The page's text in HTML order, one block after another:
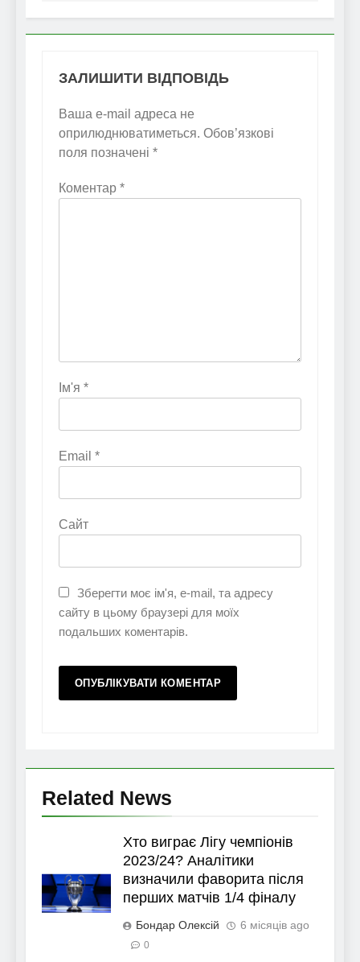
ЗАЛИШИТИ ВІДПОВІДЬ
Ваша e-mail адреса не
оприлюднюватиметься. Обов’язкові
поля позначені *
Коментар *
Ім'я *
Email *
Сайт
Зберегти моє ім'я, e-mail, та адресу
сайту в цьому браузері для моїх
подальших коментарів.
Related News
Хто виграє Лігу чемпіонів
2023/24? Аналітики
визначили фаворита після
перших матчів 1/4 фіналу
Бондар Олексій 6 місяців ago
0